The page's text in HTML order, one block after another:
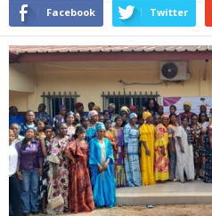
Facebook Twitter